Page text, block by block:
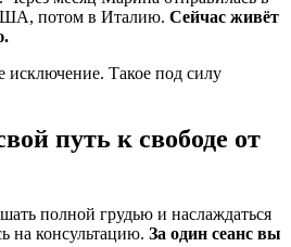
потом в Италию. Сейчас живёт
Такое под силу
путь к свободе от
полной грудью и наслаждаться
на консультацию. За один сеанс вы